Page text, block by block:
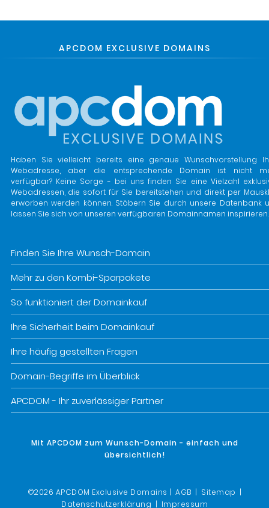
APCDOM EXCLUSIVE DOMAINS
Haben Sie vielleicht bereits eine genaue Wunschvorstellung
Webadresse, aber die entsprechende Domain ist nicht
verfügbar? Keine Sorge - bei uns finden Sie eine Vielzahl
Webadressen, die sofort für Sie bereitstehen und direkt per
erworben werden können. Stöbern Sie durch unsere Datenbank
lassen Sie sich von unseren verfügbaren Domainnamen inspirieren.
Finden Sie Ihre Wunsch-Domain
Mehr zu den Kombi-Sparpakete
So funktioniert der Domainkauf
Ihre Sicherheit beim Domainkauf
Ihre häufig gestellten Fragen
Domain-Begriffe im Überblick
APCDOM - Ihr zuverlässiger Partner
Mit APCDOM zum Wunsch-Domain - einfach und
übersichtlich!
©2026 APCDOM Exclusive Domains | AGB | Sitemap |
Datenschutzerklärung | Impressum